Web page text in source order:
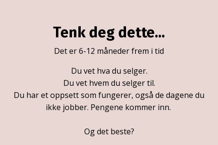
Tenk deg dette...
Det er 6-12 måneder frem i tid
Du vet hva du selger.
Du vet hvem du selger til.
Du har et oppsett som fungerer, også de dagene du
ikke jobber. Pengene kommer inn.
Og det beste?